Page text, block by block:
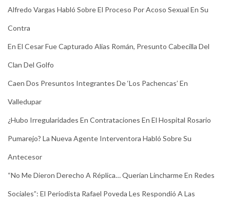
Alfredo Vargas Habló Sobre El Proceso Por Acoso Sexual En Su
Contra
En El Cesar Fue Capturado Alias Román, Presunto Cabecilla Del
Clan Del Golfo
Caen Dos Presuntos Integrantes De ‘Los Pachencas’ En
Valledupar
¿Hubo Irregularidades En Contrataciones En El Hospital Rosario
Pumarejo? La Nueva Agente Interventora Habló Sobre Su
Antecesor
“No Me Dieron Derecho A Réplica… Querían Lincharme En Redes
Sociales”: El Periodista Rafael Poveda Les Respondió A Las